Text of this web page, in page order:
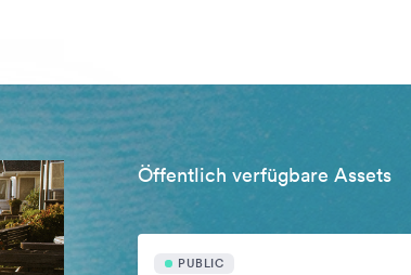
Öffentlich verfügbare Assets
PUBLIC